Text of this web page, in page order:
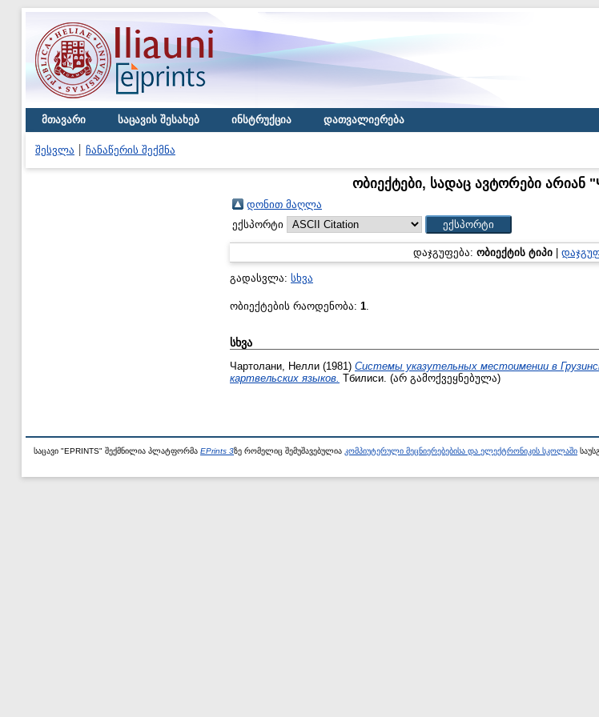
მთავარი საცავის შესახებ ინსტრუქცია დათვალიერება
შესვლა ჩანაწერის შექმნა
ობიექტები, სადაც ავტორები არიან "
დონით მაღლა
ექსპორტი
დაჯგუფება: ობიექტის ტიპი|
გადასვლა: სხვა
ობიექტების რაოდენობა: 1.
სხვა
Чартолани, Нелли (1981) Системы указутельных местоимении в
картвельских языков. Тбилиси. (არ გამოქვეყნებულა)
საცავი "EPRINTS" შექმნილია პლატფორმა EPrints 3ზე რომელიც შემუშავებულია კომპიუტერული მეცნიერებებისა და ელექტრონიკის სკოლაში